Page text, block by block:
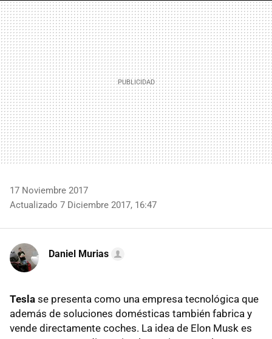
MAIL
17 Noviembre 2017
Actualizado 7 Diciembre 2017, 16:47
Daniel Murias
Tesla se presenta como una empresa tecnológica que
además de soluciones domésticas también fabrica y
vende directamente coches. La idea de Elon Musk es